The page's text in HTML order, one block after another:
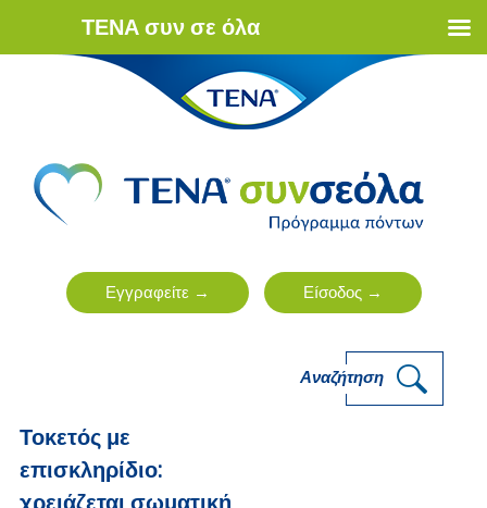
Αναζήτηση
Τοκετός με
επισκληρίδιο:
χρειάζεται σωματική
ΤΕΝΑ συν σε όλα